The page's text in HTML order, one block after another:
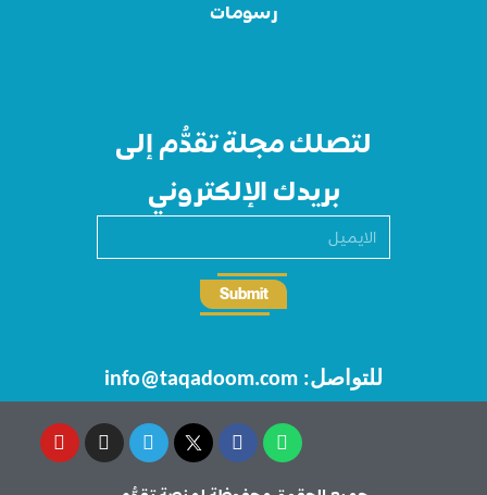
رسومات
لتصلك مجلة تقدُّم إلى
بريدك الإلكتروني
Submit
للتواصل: info@taqadoom.com